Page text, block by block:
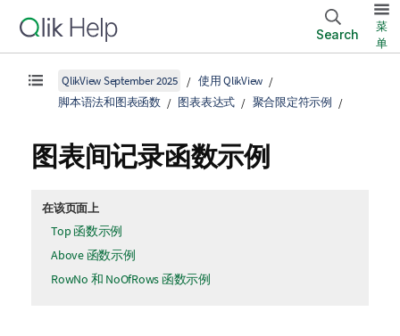
Search
菜
单
QlikView September 2025
使用 QlikView
脚本语法和图表函数
图表表达式 聚合限定符示例
图表间记录函数示例
在该页面上
Top 函数示例
Above 函数示例
RowNo 和 NoOfRows 函数示例